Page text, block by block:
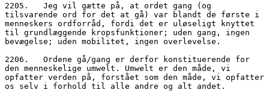
2205.	Jeg vil gætte på, at ordet gang (og
tilsvarende ord for det at gå) var blandt de første i
menneskers ordforråd, fordi det er uløseligt knyttet
til grundlæggende kropsfunktioner; uden gang, ingen
bevægelse; uden mobilitet, ingen overlevelse.
2206.	Ordene gå/gang er derfor konstituerende for
den menneskelige umwelt. Umwelt er den måde, vi
opfatter verden på, forstået som den måde, vi opfatter
os selv i forhold til alle andre og alt andet.